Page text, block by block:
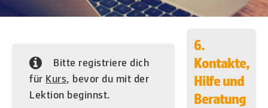
Bitte registriere dich
für Kurs, bevor du mit der
Lektion beginnst.
6.
Kontakte,
Hilfe und
Beratung